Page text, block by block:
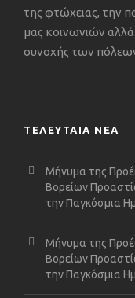
της φτώχειας, την
μας κοινωνιών
συνοχής των
ΤΕΛΕΥΤΑΙΑ ΝΕΑ
Μήνυμα της
Βορείων
την Παγκόσμια
Μήνυμα της
Βορείων
την Παγκόσμια